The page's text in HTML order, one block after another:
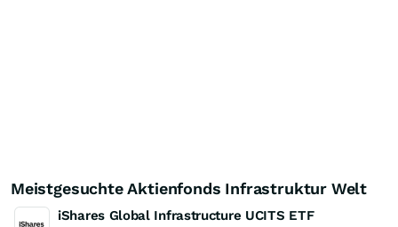
Meistgesuchte Aktienfonds Infrastruktur Welt
iShares Global Infrastructure UCITS ETF